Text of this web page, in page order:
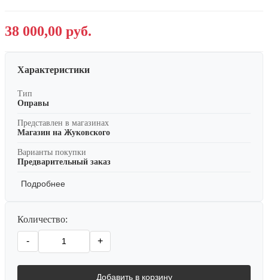
38 000,00 руб.
Характеристики
Тип
Оправы
Представлен в магазинах
Магазин на Жуковского
Варианты покупки
Предварительный заказ
Подробнее
Количество:
- +
Добавить в корзину